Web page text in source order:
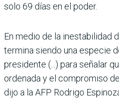
solo 69 días en el poder.
En medio de la inestabilidad
termina siendo una especie
presidente (...) para señalar
ordenada y el compromiso
dijo a la AFP Rodrigo